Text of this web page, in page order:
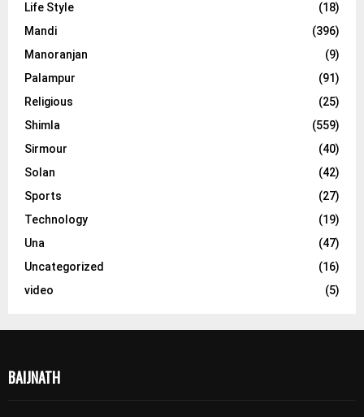
Life Style
(18)
Mandi
(396)
Manoranjan
(9)
Palampur
(91)
Religious
(25)
Shimla
(559)
Sirmour
(40)
Solan
(42)
Sports
(27)
Technology
(19)
Una
(47)
Uncategorized
(16)
video
(5)
BAIJNATH